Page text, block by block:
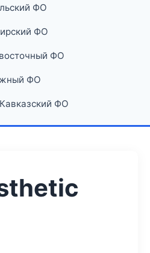
ФО
ФО
ФО
ФО
ФО